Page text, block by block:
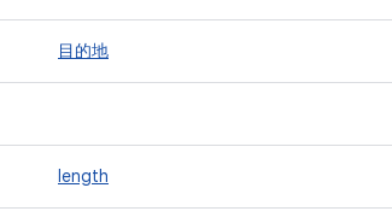
目的地
length